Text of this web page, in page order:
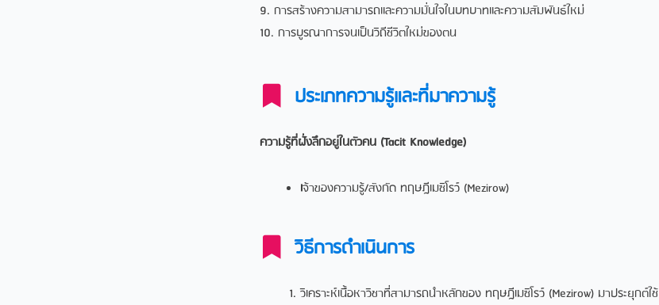
9. การสรางความสามารถและความมั่นใจในบทบาทและความสัมพันธใหม
10. การบูรณาการจนเปนวิถีชีวิตใหมของตน
ประเภทความรู้และที่มาความรู้
ความรู้ที่ฝั่งลึกอยู่ในตัวคน (Tacit Knowledge)
เจ้าของความรู้/สังกัด ทฤษฎีเมซิโรว์ (Mezirow)
วิธีการดำเนินการ
วิเคราะห์เนื้อหาวิชาที่สามารถนําหลักของ ทฤษฎีเมซิโรว์ (Mezirow) มาประยุกต์ใช้